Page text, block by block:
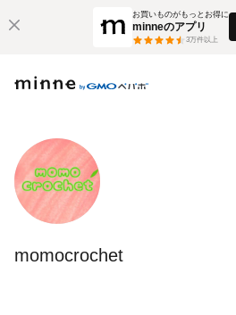
お買いものがもっとお得に
minneのアプリ
3万件以上
momocrochet